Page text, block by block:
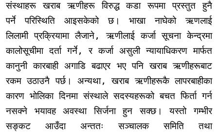
संस्थाहरू खराब ऋणीहरू विरुद्ध कडा रूपमा प्रस्तुत हुनै
पर्ने परिस्थिति आइसकेको छ। भाखा नाघेको ऋणलाई
लिलामी प्रक्रियामा लैजाने, ऋणीलाई कर्जा सूचना केन्द्रमा
कालोसूचीमा दर्ता गर्ने, र कर्जा असुली न्यायाधिकरण मार्फत
कानुनी कारबाही अगाडि बढाएर भए पनि खराब ऋणीहरूबाट
रकम उठाउनै पर्छ। अन्यथा, खराब ऋणीहरूकै लापरबाहीका
कारण भोलिका दिनमा संस्थाले सदस्यहरूको बचत फिर्ता गर्न
नसक्ने भयावह अवस्था सिर्जना हुन सक्छ। यस्तो गम्भीर
सङ्कट आउँदा अन्ततः सञ्चालक समिति तथा